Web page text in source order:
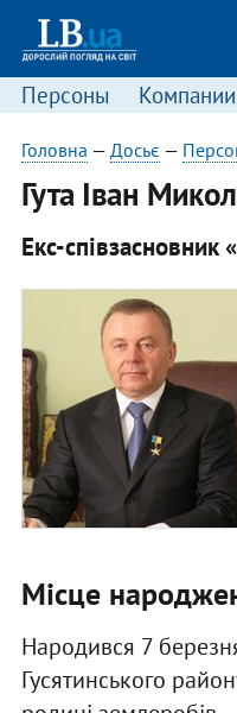
Персоны Компании
Головна — Досьє —
​Гута Іван
Екс-співзасновник
Місце
Народився 7
Гусятинського